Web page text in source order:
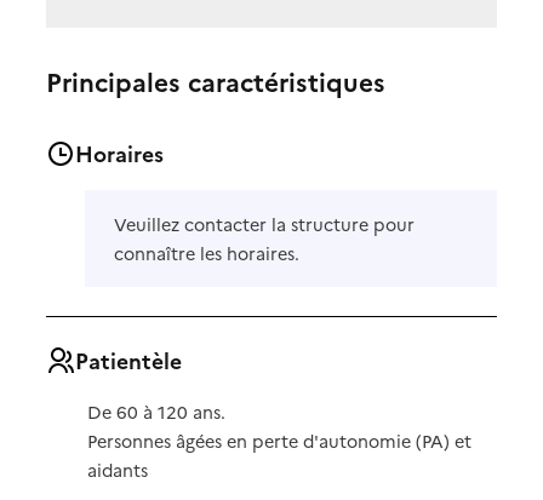
Principales caractéristiques
Horaires
Veuillez contacter la structure pour
connaître les horaires.
Patientèle
De 60 à 120 ans.
Personnes âgées en perte d'autonomie (PA) et
aidants